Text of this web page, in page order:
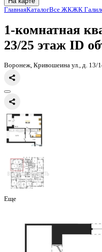
Главная КаталогВсе ЖКЖК
1-
23/25 этаж
Воронеж, Кривошеина ул.,